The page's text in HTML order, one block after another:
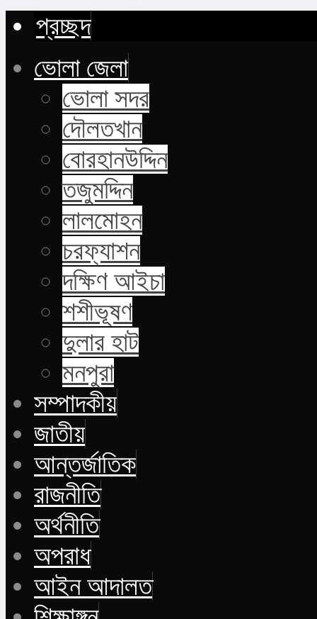
প্রচ্ছদ
ভোলা জেলা
ভোলা সদর
দৌলতখান
বোরহানউদ্দিন
তজুমদ্দিন
লালমোহন
চরফ্যাশন
দক্ষিণ আইচা
শশীভূষণ
দুলার হাট
মনপুরা
সম্পাদকীয়
জাতীয়
আন্তর্জাতিক
রাজনীতি
অর্থনীতি
অপরাধ
আইন আদালত